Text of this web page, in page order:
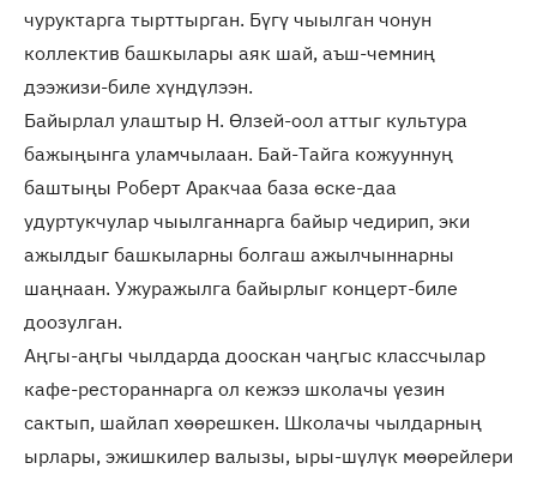
чуруктарга тырттырган. Бүгү чыылган чонун
коллектив башкылары аяк шай, аъш-чемниң
дээжизи-биле хүндүлээн.
Байырлал улаштыр Н. Өлзей-оол аттыг культура
бажыңынга уламчылаан. Бай-Тайга кожууннуң
баштыңы Роберт Аракчаа база өске-даа
удуртукчулар чыылганнарга байыр чедирип, эки
ажылдыг башкыларны болгаш ажылчыннарны
шаңнаан. Ужуражылга байырлыг концерт-биле
доозулган.
Аңгы-аңгы чылдарда дооскан чаңгыс классчылар
кафе-рестораннарга ол кежээ школачы үезин
сактып, шайлап хөөрешкен. Школачы чылдарның
ырлары, эжишкилер валызы, ыры-шүлүк мөөрейлери